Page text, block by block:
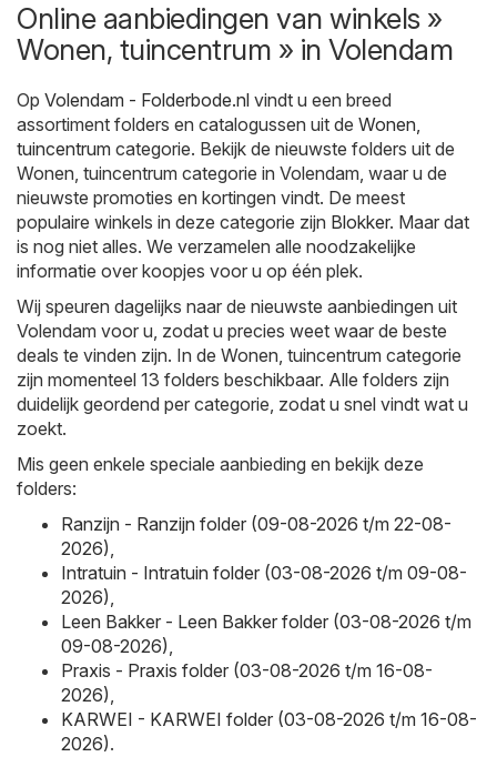
Online aanbiedingen van winkels »
Wonen, tuincentrum » in Volendam
Op Volendam - Folderbode.nl vindt u een breed
assortiment folders en catalogussen uit de Wonen,
tuincentrum categorie. Bekijk de nieuwste folders uit de
Wonen, tuincentrum categorie in Volendam, waar u de
nieuwste promoties en kortingen vindt. De meest
populaire winkels in deze categorie zijn Blokker. Maar dat
is nog niet alles. We verzamelen alle noodzakelijke
informatie over koopjes voor u op één plek.
Wij speuren dagelijks naar de nieuwste aanbiedingen uit
Volendam voor u, zodat u precies weet waar de beste
deals te vinden zijn. In de Wonen, tuincentrum categorie
zijn momenteel 13 folders beschikbaar. Alle folders zijn
duidelijk geordend per categorie, zodat u snel vindt wat u
zoekt.
Mis geen enkele speciale aanbieding en bekijk deze
folders:
Ranzijn - Ranzijn folder (09-08-2026 t/m 22-08-
2026),
Intratuin - Intratuin folder (03-08-2026 t/m 09-08-
2026),
Leen Bakker - Leen Bakker folder (03-08-2026 t/m
09-08-2026),
Praxis - Praxis folder (03-08-2026 t/m 16-08-
2026),
KARWEI - KARWEI folder (03-08-2026 t/m 16-08-
2026).